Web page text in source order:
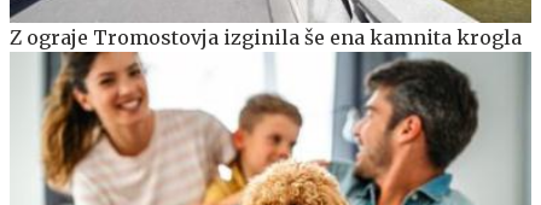
Z ograje Tromostovja izginila še ena kamnita krogla